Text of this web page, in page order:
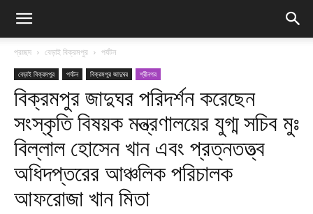
প্রচ্ছদ বেড়াই বিক্রমপুর পর্যটন
বেড়াই বিক্রমপুর পর্যটন বিক্রমপুর জাদুঘর শ্রীনগর
বিক্রমপুর জাদুঘর পরিদর্শন করেছেন
সংস্কৃতি বিষয়ক মন্ত্রণালয়ের যুগ্ম সচিব মুঃ
বিল্লাল হোসেন খান এবং প্রত্নতত্ত্ব
অধিদপ্তরের আঞ্চলিক পরিচালক
আফরোজা খান মিতা